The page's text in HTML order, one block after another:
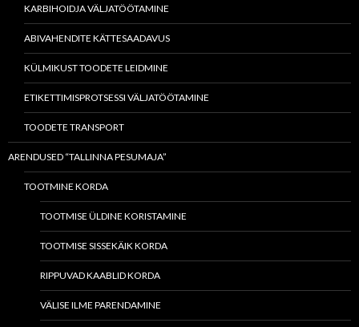
KARBIHOIDJA VÄLJATÖÖTAMINE
ABIVAHENDITE KÄTTESAADAVUS
KÜLMIKUST TOODETE LEIDMINE
ETIKETTIMISPROTSESSI VÄLJATÖÖTAMINE
TOODETE TRANSPORT
ARENDUSED “TALLINNA PESUMAJA”
TOOTMINE KORDA
TOOTMISE ÜLDINE KORISTAMINE
TOOTMISE SISSEKÄIK KORDA
RIPPUVAD KAABLID KORDA
VÄLISE ILME PARENDAMINE